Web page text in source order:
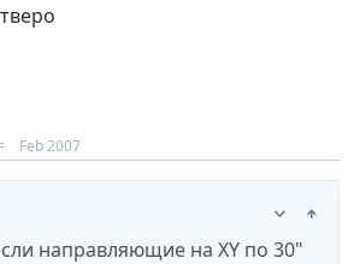
Feb 2007
направляющие на XY по 30"